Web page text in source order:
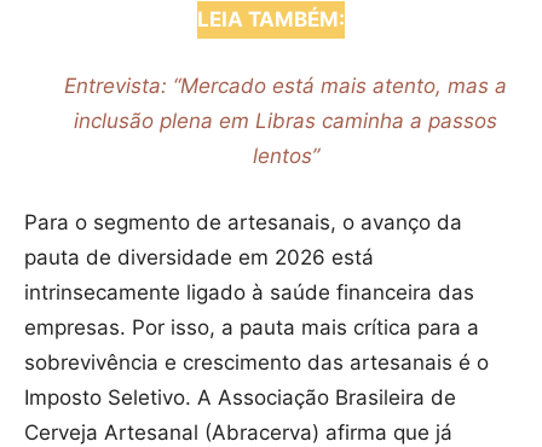
LEIA TAMBÉM:
Entrevista: “Mercado está mais atento, mas a
inclusão plena em Libras caminha a passos
lentos”
Para o segmento de artesanais, o avanço da
pauta de diversidade em 2026 está
intrinsecamente ligado à saúde financeira das
empresas. Por isso, a pauta mais crítica para a
sobrevivência e crescimento das artesanais é o
Imposto Seletivo. A Associação Brasileira de
Cerveja Artesanal (Abracerva) afirma que já